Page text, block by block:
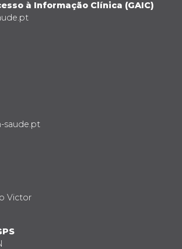
à Informação Clínica (GAIC)
saude.pt
Victor